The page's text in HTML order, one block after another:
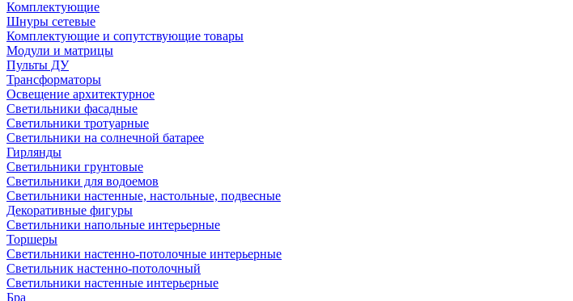
Комплектующие
Шнуры сетевые
Комплектующие и сопутствующие товары
Модули и матрицы
Пульты ДУ
Трансформаторы
Освещение архитектурное
Светильники фасадные
Светильники тротуарные
Светильники на солнечной батарее
Гирлянды
Светильники грунтовые
Светильники для водоемов
Светильники настенные, настольные, подвесные
Декоративные фигуры
Светильники напольные интерьерные
Торшеры
Светильники настенно-потолочные интерьерные
Светильник настенно-потолочный
Светильники настенные интерьерные
Бра